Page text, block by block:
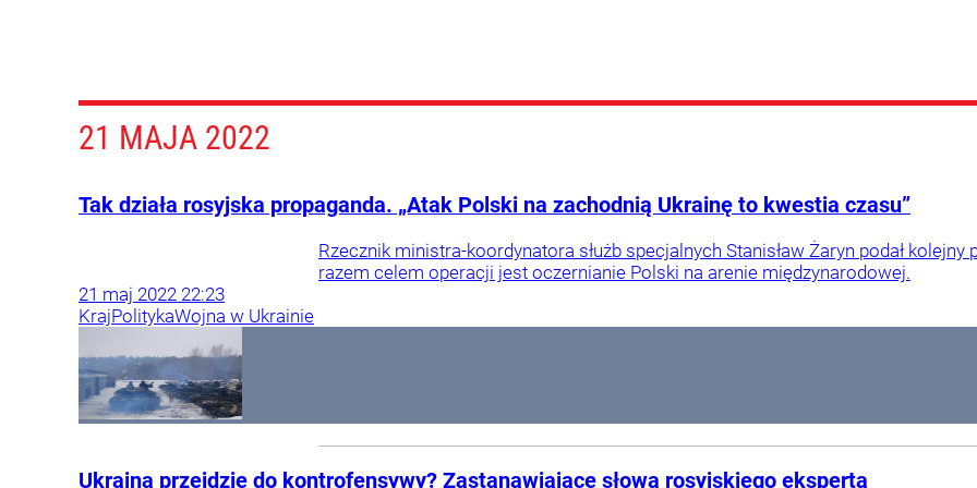
21 MAJA 2022
Tak działa rosyjska propaganda. „Atak Polski na zachodnią Ukrainę to kwestia czasu”
Rzecznik ministra-koordynatora służb specjalnych Stanisław Żaryn podał kolejny
razem celem operacji jest oczernianie Polski na arenie międzynarodowej.
21 maj 2022 22:23
KrajPolitykaWojna w Ukrainie
Ukraina przejdzie do kontrofensywy? Zastanawiające słowa rosyjskiego eksperta